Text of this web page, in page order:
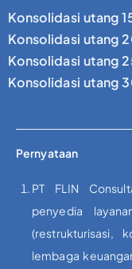
Konsolidasi utang
Konsolidasi utang
Konsolidasi utang
Konsolidasi utang
Pernyataan
PT FLIN
penyedia
(restrukturisasi,
lembaga